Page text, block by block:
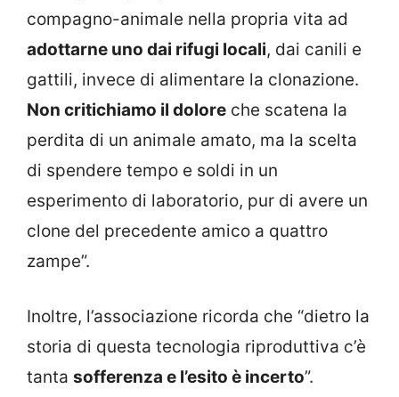
compagno-animale nella propria vita ad
adottarne uno dai rifugi locali, dai canili e
gattili, invece di alimentare la clonazione.
Non critichiamo il dolore che scatena la
perdita di un animale amato, ma la scelta
di spendere tempo e soldi in un
esperimento di laboratorio, pur di avere un
clone del precedente amico a quattro
zampe”.
Inoltre, l’associazione ricorda che “dietro la
storia di questa tecnologia riproduttiva c’è
tanta sofferenza e l’esito è incerto”.